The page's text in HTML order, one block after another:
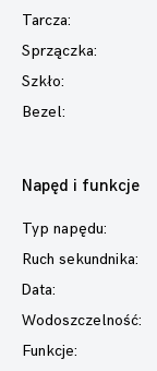
Tarcza:
Sprzączka:
Szkło:
Bezel:
Napęd i funkcje
Typ napędu:
Ruch sekundnika:
Data:
Wodoszczelność:
Funkcje: